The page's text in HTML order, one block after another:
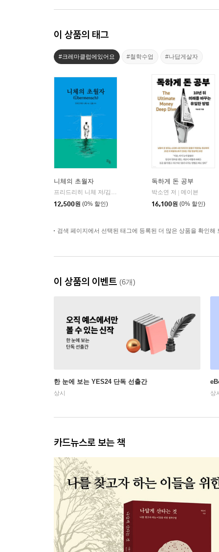
이 상품의 태그
#크레마클럽에있어요 #철학수업 #나답게살자
니체의 초월자
12,500원 (0% 할인)
독하게 돈 공부
박소연 저 | 메이븐
16,100원 (0% 할인)
검색 페이지에서 선택된 태그에 등록된 더 많은 상품을 확인해
이 상품의 이벤트 (6개)
한 눈에 보는 YES24 단독 선출간
상시 상
카드뉴스로 보는 책